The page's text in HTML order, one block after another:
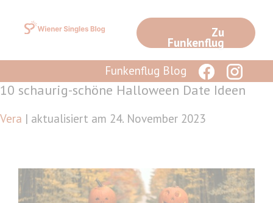
Inhalt
Zu
Funkenflug
Funkenflug Blog
10 schaurig-schöne Halloween Date Ideen
Vera | aktualisiert am 24. November 2023